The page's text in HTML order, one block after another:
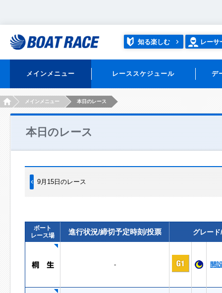
知る楽しむ レーサ
メインメニュー レーススケジュール デ
HOMEメインメニュー 本日のレース
本日のレース
9月15日のレース
ボート
レース場
進行状況/締切予定時刻/投票 グレー
- 開